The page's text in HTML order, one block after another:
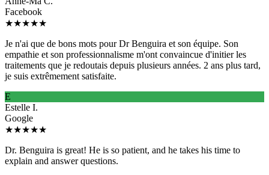
Facebook
★★★★★
Je n'ai que de bons mots pour Dr Benguira et son équipe. Son
empathie et son professionnalisme m'ont convaincue d'initier les
traitements que je redoutais depuis plusieurs années. 2 ans plus tard,
je suis extrêmement satisfaite.
E
Estelle I.
Google
★★★★★
Dr. Benguira is great! He is so patient, and he takes his time to
explain and answer questions.